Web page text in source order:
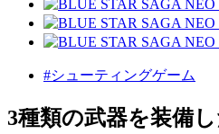
#シューティングゲーム
3種類の武器を装備